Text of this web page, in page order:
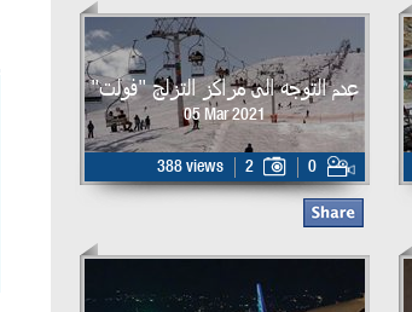
عدم التوجه الى مراكز التزلج "فولت"
05 Mar 2021
388 views 2 0